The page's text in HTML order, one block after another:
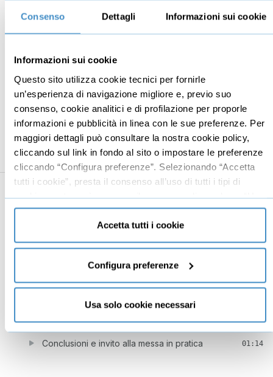
Consenso Dettagli Informazioni sui cookie
Informazioni sui cookie
Questo sito utilizza cookie tecnici per fornirle
un’esperienza di navigazione migliore e, previo suo
consenso, cookie analitici e di profilazione per proporle
informazioni e pubblicità in linea con le sue preferenze. Per
maggiori dettagli può consultare la nostra cookie policy,
cliccando sul link in fondo al sito o impostare le preferenze
cliccando “Configura preferenze”. Selezionando “Accetta
tutti i cookie”, presta il consenso all’uso di tutti i tipi di
cookie mentre può revocare il consenso cliccando su “Usa
solo cookie necessari” e saranno attivati i soli cookie
tecnici necessari al corretto funzionamento del sito.
Accetta tutti i cookie
Configura preferenze
Usa solo cookie necessari
9 Sessione due 59:42
Alzate laterali con manubri 08:25
Deltoidi posteriori al Peck Back
Curl con bilanciere curvo in piedi
Curl con manubri da seduto
Push down ai cavi 11:05
French press con bilanciere curvo su panca
08:25
10 Sessione tre 01:06:26
Squat con bilanciere 08:25
Calf in piedi 11:05
Conclusioni e invito alla messa in pratica 01:14